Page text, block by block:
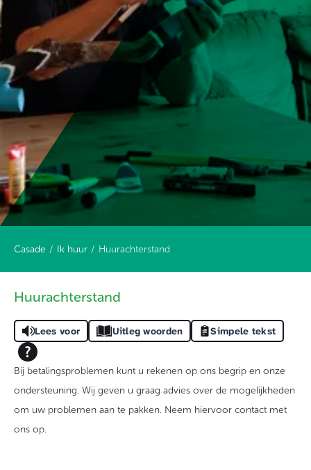
Casade Ik huur Huurachterstand
Huurachterstand
Lees voor Uitleg woorden Simpele tekst
Bij betalingsproblemen kunt u rekenen op ons begrip en onze
ondersteuning. Wij geven u graag advies over de mogelijkheden
om uw problemen aan te pakken. Neem hiervoor contact met
ons op.